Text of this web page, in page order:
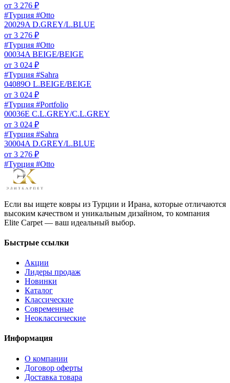
от 3 276 ₽
#Турция #Otto
20029A D.GREY/L.BLUE
от 3 276 ₽
#Турция #Otto
00034A BEIGE/BEIGE
от 3 024 ₽
#Турция #Sahra
04089O L.BEIGE/BEIGE
от 3 024 ₽
#Турция #Portfolio
00036E C.L.GREY/C.L.GREY
от 3 024 ₽
#Турция #Sahra
30004A D.GREY/L.BLUE
от 3 276 ₽
#Турция #Otto
Если вы ищете ковры из Турции и Ирана, которые отличаются
высоким качеством и уникальным дизайном, то компания
Elite Carpet — ваш идеальный выбор.
Быстрые ссылки
Акции
Лидеры продаж
Новинки
Каталог
Классические
Современные
Неоклассические
Информация
О компании
Договор оферты
Доставка товара